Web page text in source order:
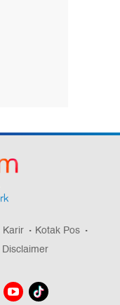
Karir
Kotak Pos
Disclaimer